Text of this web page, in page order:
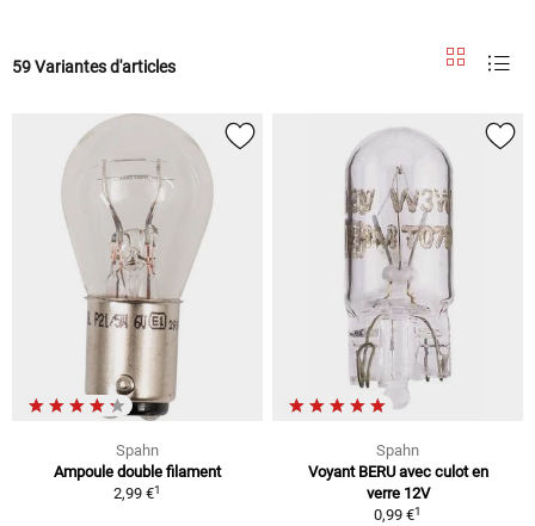
59 Variantes d'articles
Spahn
Ampoule double filament
2,99 €1
Spahn
Voyant BERU avec culot en
verre 12V
0,99 €1